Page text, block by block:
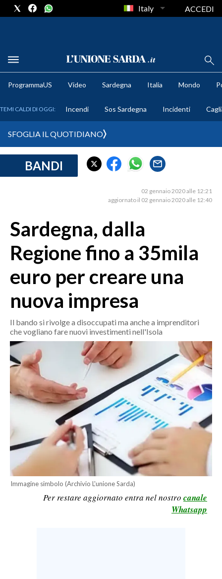
METEO
CRONACA SARDEGNA
MEDIO CAMPIDANO
ORISTANO E PROVINCIA
SASSARI E PROVINCIA
NUORO E PROVINCIA
OGLIASTRA
CRONACA
ITALIA
MONDO
POLITICA
SERVIZI ALLE IMPRESE
LAVORO
BANDI
SPORT IN SARDEGNA
Italy ACCEDI
ProgrammaUS Video Sardegna Italia Mondo
TEMI CALDI DI OGGI: Incendi Sos Sardegna Incidenti
SFOGLIA IL QUOTIDIANO
BANDI
02 gennaio 2020 alle 12:21
aggiornato il 02 gennaio 2020 alle 12:40
Sardegna, dalla
Regione fino a 35mila
euro per creare una
nuova impresa
Il bando si rivolge a disoccupati ma anche a imprenditori
che vogliano fare nuovi investimenti nell'Isola
Immagine simbolo (Archivio L'unione Sarda)
Per restare aggiornato entra nel nostro canale
Whatsapp